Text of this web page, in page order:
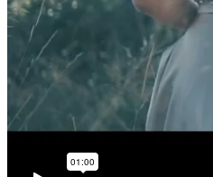
22 Kasım 2018
Düğün Fotoğrafı